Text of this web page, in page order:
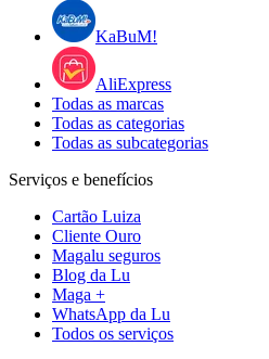
KaBuM!
AliExpress
Todas as marcas
Todas as categorias
Todas as subcategorias
Serviços e benefícios
Cartão Luiza
Cliente Ouro
Magalu seguros
Blog da Lu
Maga +
WhatsApp da Lu
Todos os serviços